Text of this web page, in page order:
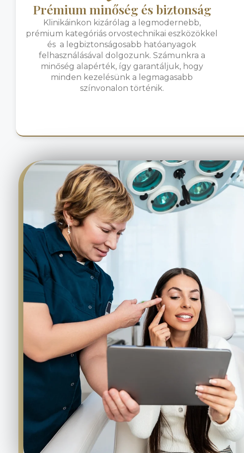
Prémium minőség és biztonság
Klinikáinkon kizárólag a legmodernebb,
prémium kategóriás orvostechnikai eszközökkel
és a legbiztonságosabb hatóanyagok
felhasználásával dolgozunk. Számunkra a
minőség alapérték, így garantáljuk, hogy
minden kezelésünk a legmagasabb
színvonalon történik.